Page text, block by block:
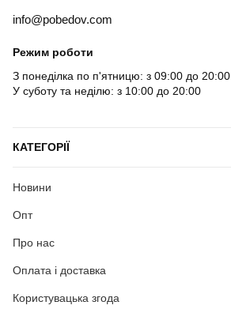
info@pobedov.com
Режим роботи
З понеділка по п'ятницю: з 09:00 до 20:00
У суботу та неділю: з 10:00 до 20:00
КАТЕГОРІЇ
Новини
Опт
Про нас
Оплата і доставка
Користувацька згода